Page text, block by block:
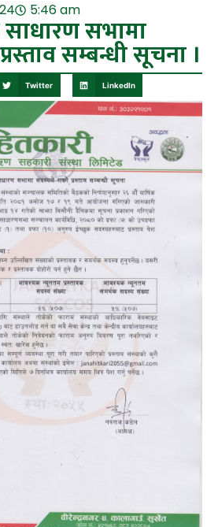
5:46 am
सभामा
सम्बन्धी सूचना ।
Twitter LinkedIn